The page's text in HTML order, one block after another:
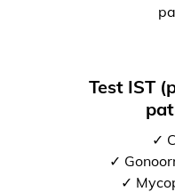
Test IST
✓
✓
✓